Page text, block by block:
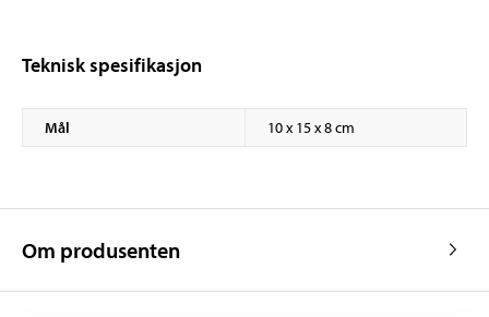
Teknisk spesifikasjon
Mål 10 x 15 x 8 cm
Om produsenten